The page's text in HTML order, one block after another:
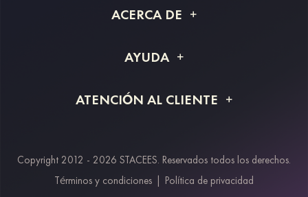
ACERCA DE
Información de envío
AYUDA
Devoluciones y reembolsos
ATENCIÓN AL CLIENTE
Métodos de pago
Klarna
Copyright 2012 - 2026 STACEES. Reservados todos los derechos.
Términos y condiciones | Política de privacidad